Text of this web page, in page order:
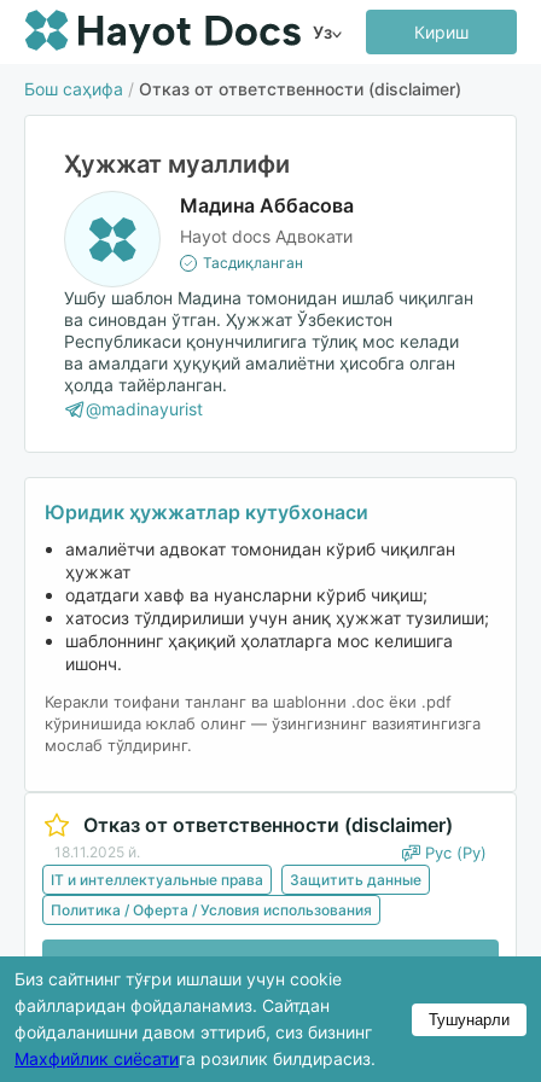
Уз Кириш
Бош саҳифа / Отказ от ответственности (disclaimer)
Ҳужжат муаллифи
Мадина Аббасова
Hayot docs Адвокати
Тасдиқланган
Ушбу шаблон Мадина томонидан ишлаб чиқилган
ва синовдан ўтган. Ҳужжат Ўзбекистон
Республикаси қонунчилигига тўлиқ мос келади
ва амалдаги ҳуқуқий амалиётни ҳисобга олган
ҳолда тайёрланган.
@madinayurist
Юридик ҳужжатлар кутубхонаси
амалиётчи адвокат томонидан кўриб чиқилган
ҳужжат
одатдаги хавф ва нуансларни кўриб чиқиш;
хатосиз тўлдирилиши учун аниқ ҳужжат тузилиши;
шаблоннинг ҳақиқий ҳолатларга мос келишига
ишонч.
Керакли тоифани танланг ва шablонни .doc ёки .pdf
кўринишида юклаб олинг — ўзингизнинг вазиятингизга
мослаб тўлдиринг.
Отказ от ответственности (disclaimer)
18.11.2025 й. Рус (Ру)
IT и интеллектуальные права
Защитить данные
Политика / Оферта / Условия использования
Кўриб чиқишда ҳужжатнинг фақат бир қисми
Биз сайтнинг тўғри ишлаши учун cookie
файлларидан фойдаланамиз. Сайтдан
фойдаланишни давом эттириб, сиз бизнинг
Махфийлик сиёсатига розилик билдирасиз.
Тушунарли